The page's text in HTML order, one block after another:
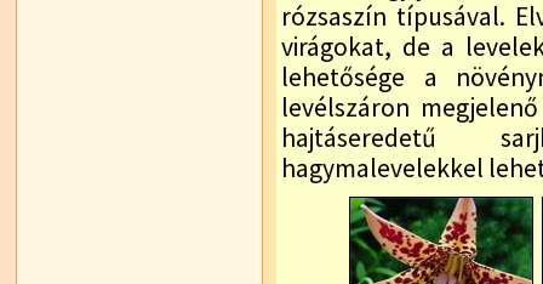
rózsaszín típusával.
virágokat, de a
lehetősége a
levélszáron
hajtáseredetű
hagymalevelekkel